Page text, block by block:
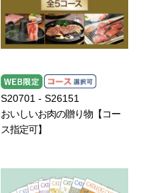
S20701 - S26151
おいしいお肉の贈り物【コー
ス指定可】